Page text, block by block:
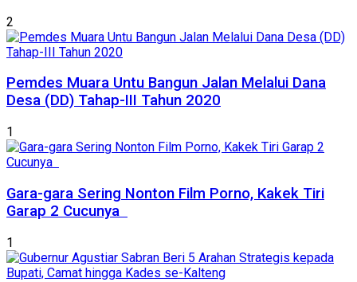
2
Pemdes Muara Untu Bangun Jalan Melalui Dana
Desa (DD) Tahap-III Tahun 2020
1
Gara-gara Sering Nonton Film Porno, Kakek Tiri
Garap 2 Cucunya
1